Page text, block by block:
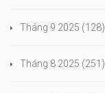
Tháng 9 2025 (128)
Tháng 8 2025 (251)